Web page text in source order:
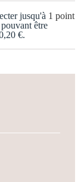
jusqu'à 1 point
pouvant être
€.